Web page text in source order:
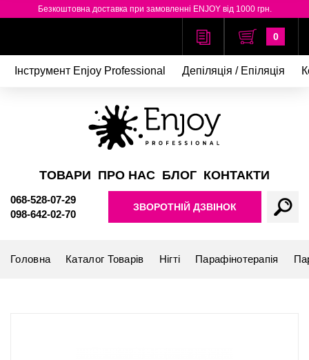
Безкоштовна доставка при замовленні ENJOY від 1000 грн.
0
Інструмент Enjoy Professional Депіляція / Епіляція
ТОВАРИ ПРО НАС БЛОГ КОНТАКТИ
068-528-07-29
098-642-02-70
ЗВОРОТНІЙ ДЗВІНОК
Головна Каталог Товарів Нігті Парафінотерапія